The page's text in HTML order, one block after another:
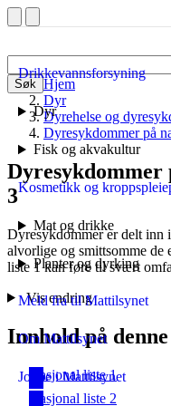
Søk
Drikkevannsforsyning
Dyr
Fisk og akvakultur
Kosmetikk og
Mat og drikke
Planter og dyrking
Meld fra til Mattilsynet
Om Mattilsynet
Jobbe i Mattilsynet
Hjem
Dyr
Dyrehelse og
Dyresykdommer på
Dyresykdommer
3
Dyresykdommer er delt inn
alvorlige og smittsomme de
liste 1 kan føre til svært
Vis endring
Innhold på
Nasjonal liste 1
Nasjonal liste 2